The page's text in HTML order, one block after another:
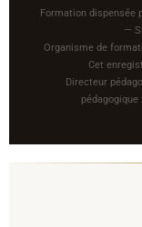
Formation dispensée
—
Organisme de
Cet
Directeur
pédagogique